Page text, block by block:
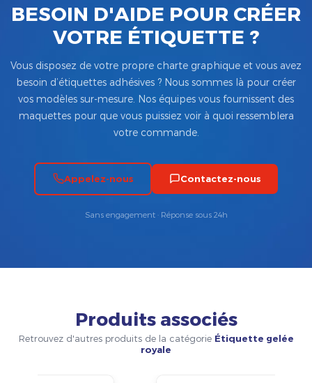
BESOIN D'AIDE POUR CRÉER
VOTRE ÉTIQUETTE ?
Vous disposez de votre propre charte graphique et vous avez
besoin d’étiquettes adhésives ? Nous sommes là pour créer
vos modèles sur-mesure. Nos équipes vous fournissent des
maquettes pour que vous puissiez voir à quoi ressemblera
votre commande.
Appelez-nous Contactez-nous
Sans engagement · Réponse sous 24h
Produits associés
Retrouvez d'autres produits de la catégorie Étiquette gelée
royale